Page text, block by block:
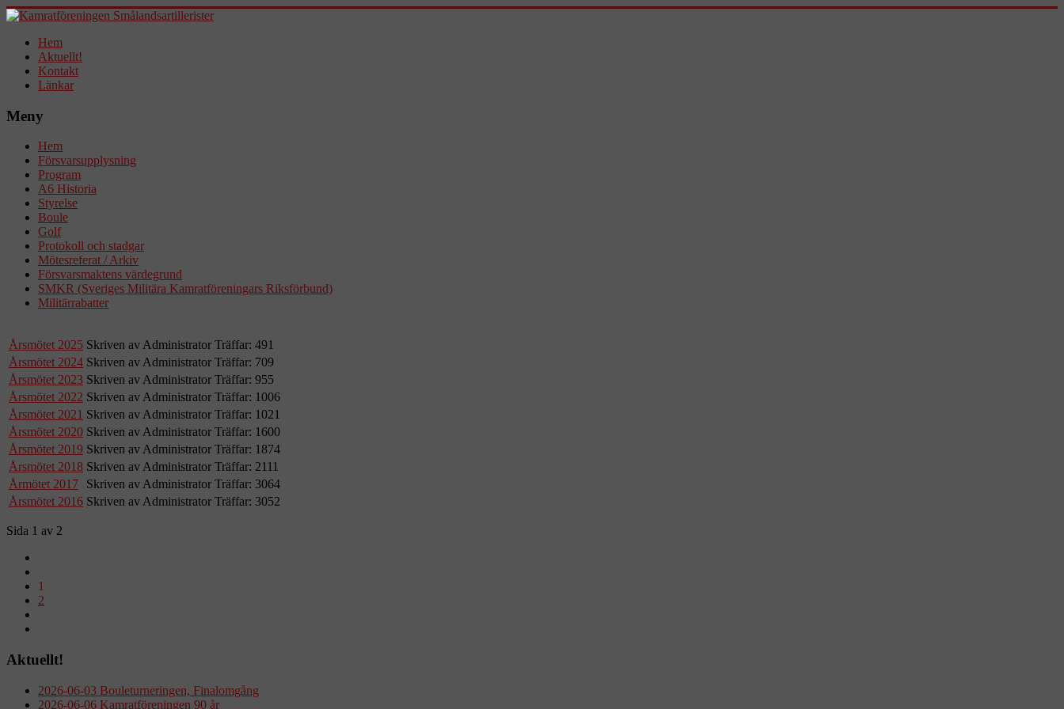
Hem
Aktuellt!
Kontakt
Länkar
Meny
Hem
Försvarsupplysning
Program
A6 Historia
Styrelse
Boule
Golf
Protokoll och stadgar
Mötesreferat / Arkiv
Försvarsmaktens värdegrund
SMKR (Sveriges Militära Kamratföreningars Riksförbund)
Militärrabatter
Årsmötet 2025 Skriven av Administrator Träffar: 491
Årsmötet 2024 Skriven av Administrator Träffar: 709
Årsmötet 2023 Skriven av Administrator Träffar: 955
Årsmötet 2022 Skriven av Administrator Träffar: 1006
Årsmötet 2021 Skriven av Administrator Träffar: 1021
Årsmötet 2020 Skriven av Administrator Träffar: 1600
Årsmötet 2019 Skriven av Administrator Träffar: 1874
Årsmötet 2018 Skriven av Administrator Träffar: 2111
Årmötet 2017
Skriven av Administrator Träffar: 3064
Årsmötet 2016 Skriven av Administrator Träffar: 3052
Sida 1 av 2
1
2
Aktuellt!
2026-06-03 Bouleturneringen, Finalomgång
2026-06-06 Kamratföreningen 90 år